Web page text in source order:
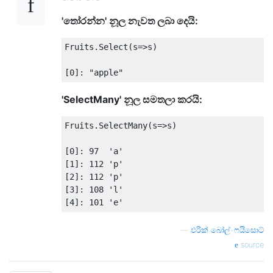
'තෝරන්න' නූල නැවත ලබා දෙයි:
Fruits . Select (s=>s)
[0]: "apple"
'SelectMany' නූල සමතලා කරයි:
Fruits . SelectMany(s=>s)
[0]: 97
'a'
[1 ]: 112
'p'
[2]: 112
'p'
[3]: 108
'l'
[4]: 101 'e'
එරික් බෝල්-ෆයිසොට්
source